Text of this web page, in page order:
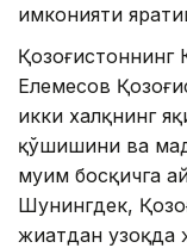
имконияти
Қозоғистоннинг
Елемесов
икки халқнинг
қўшишини ва
муҳим босқичга
Шунингдек,
жиҳатдан